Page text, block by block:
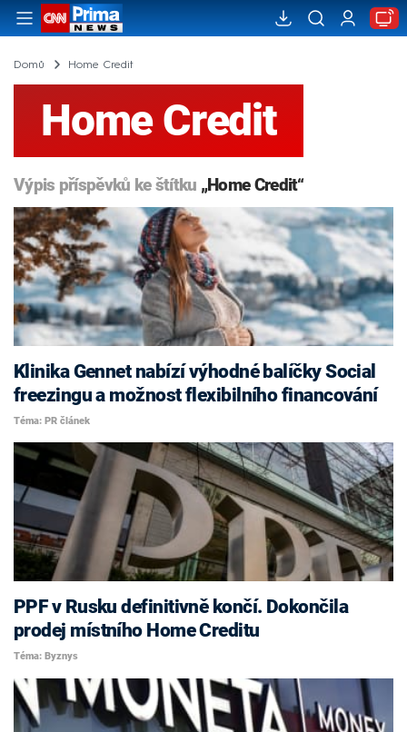
Domů Home Credit
Home Credit
Výpis příspěvků ke štítku „Home Credit“
Klinika Gennet nabízí výhodné balíčky Social
freezingu a možnost flexibilního financování
Téma: PR článek
PPF v Rusku definitivně končí. Dokončila
prodej místního Home Creditu
Téma: Byznys